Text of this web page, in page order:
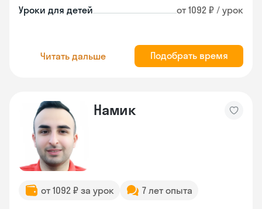
Уроки для детей от 1092 ₽ / урок
Читать дальше Подобрать время
Намик
от 1092 ₽ за урок 7 лет опыта